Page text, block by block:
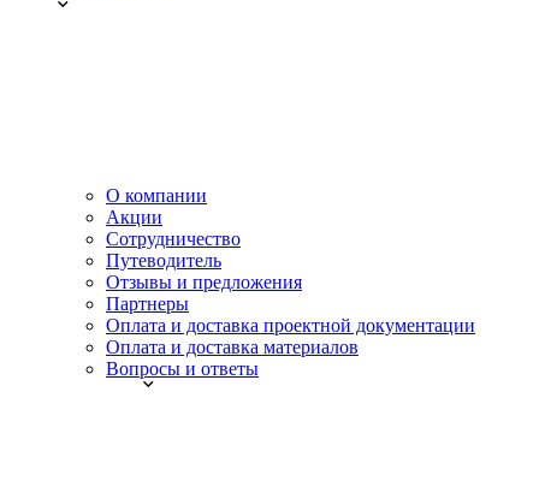
О компании
Акции
Сотрудничество
Путеводитель
Отзывы и предложения
Партнеры
Оплата и доставка проектной документации
Оплата и доставка материалов
Вопросы и ответы